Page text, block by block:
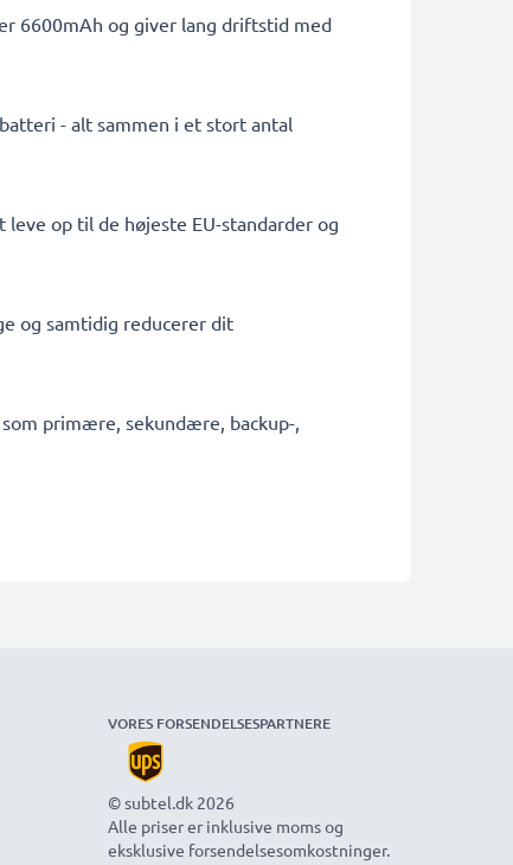
6600mAh og giver lang driftstid med
- alt sammen i et stort antal
op til de højeste EU-standarder og
og samtidig reducerer dit
primære, sekundære, backup-,
VORES FORSENDELSESPARTNERE
© subtel.dk 2026
Alle priser er inklusive moms og
eksklusive forsendelsesomkostninger.